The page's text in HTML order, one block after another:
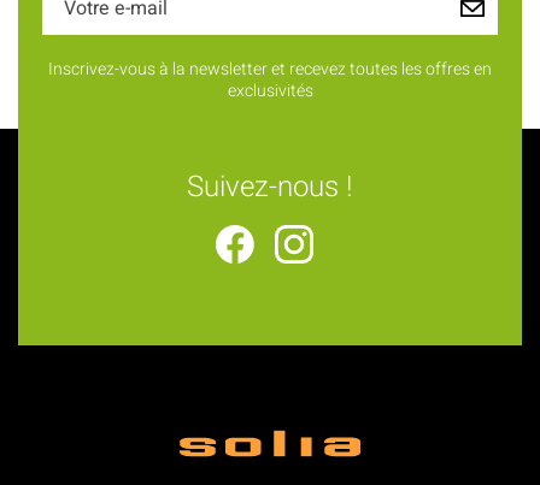
Inscrivez-vous à la newsletter et recevez toutes les offres en
exclusivités
Suivez-nous !